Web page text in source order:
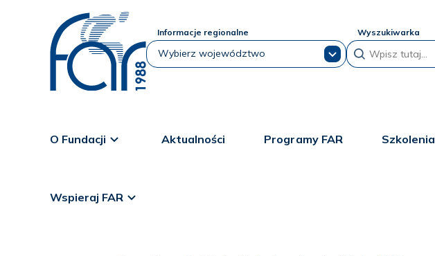
Informacje regionalne Wyszukiwarka
O Fundacji Aktualności Programy FAR Szkolenia
Wspieraj FAR